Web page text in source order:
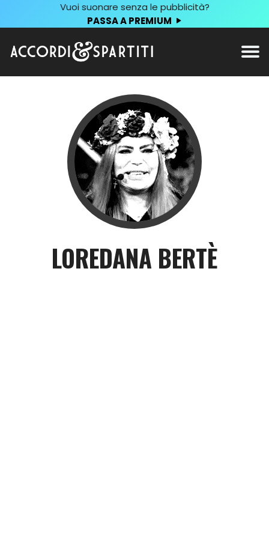
Vuoi suonare senza le pubblicità?
PASSA A PREMIUM
LOREDANA BERTÈ